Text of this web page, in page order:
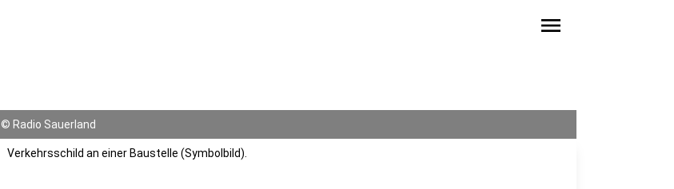
menu
© Radio Sauerland
Verkehrsschild an einer Baustelle (Symbolbild).